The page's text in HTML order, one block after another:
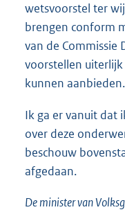
wetsvoorstel ter
brengen conform
van de Commissie
voorstellen
kunnen aanbieden.
Ik ga er vanuit dat
over deze
beschouw
afgedaan.
De minister van